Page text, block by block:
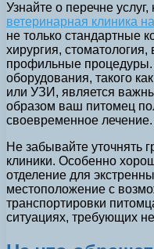
Узнайте о перечне
ветеринарная клиника
не только стандартные
хирургия,
профильные
оборудования, такого
или УЗИ, является
образом ваш питомец
своевременное лечение.
Не забывайте уточнять
клиники. Особенно
отделение для
местоположение с
транспортировки
ситуациях, требующих